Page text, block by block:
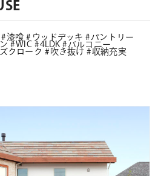
漆喰 ウッドデッキ
パントリー
WIC 4LDK
バルコニー
クローク 吹き抜け
収納充実